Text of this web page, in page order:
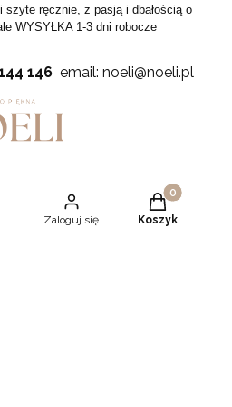
szyte ręcznie, z pasją i dbałością o
WYSYŁKA 1-3 dni robocze
146 email: noeli@noeli.pl
Zaloguj się
Produkty w
Koszyk